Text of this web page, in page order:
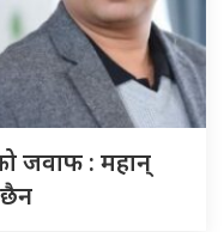
जवाफ : महान्